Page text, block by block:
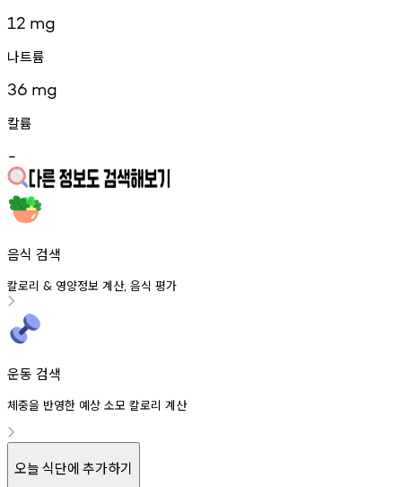
12 mg
나트륨
36 mg
칼륨
-
음식 검색
칼로리 & 영양정보 계산, 음식 평가
운동 검색
체중을 반영한 예상 소모 칼로리 계산
오늘 식단에 추가하기